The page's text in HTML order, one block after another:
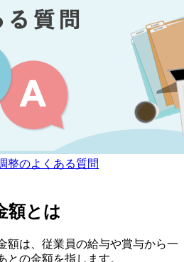
整のよくある質問
額とは
額は、従業員の給与や賞与から一
との金額を指します。